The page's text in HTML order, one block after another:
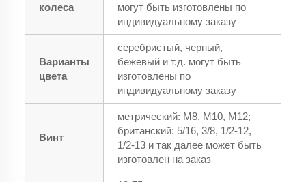
колеса
могут быть изготовлены по
индивидуальному заказу
Варианты
цвета
серебристый, черный,
бежевый и т.д. могут быть
изготовлены по
индивидуальному заказу
Винт
метрический: M8, M10, M12;
британский: 5/16, 3/8, 1/2-12,
1/2-13 и так далее может быть
изготовлен на заказ